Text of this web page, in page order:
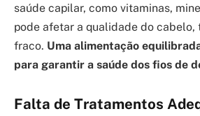
saúde capilar, como vitaminas,
pode afetar a qualidade do cabelo,
fraco. Uma alimentação
para garantir a saúde dos fios de
Falta de Tratamentos